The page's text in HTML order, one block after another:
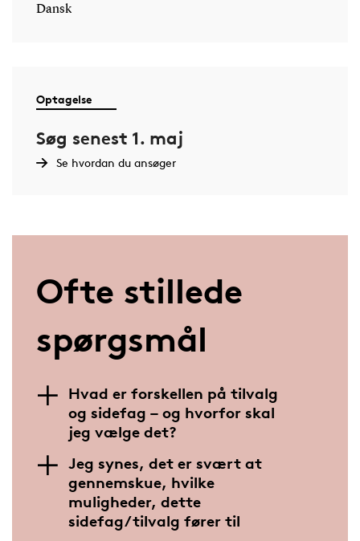
Dansk
Optagelse
Søg senest 1. maj
Se hvordan du ansøger
Ofte stillede
spørgsmål
Hvad er forskellen på tilvalg
og sidefag – og hvorfor skal
jeg vælge det?
Jeg synes, det er svært at
gennemskue, hvilke
muligheder, dette
sidefag/tilvalg fører til